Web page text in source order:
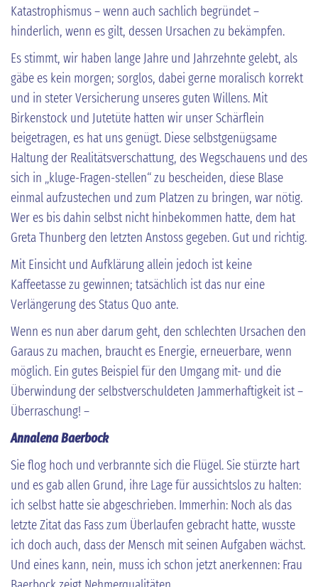
Katastrophismus – wenn auch sachlich begründet –
hinderlich, wenn es gilt, dessen Ursachen zu bekämpfen.
Es stimmt, wir haben lange Jahre und Jahrzehnte gelebt, als
gäbe es kein morgen; sorglos, dabei gerne moralisch korrekt
und in steter Versicherung unseres guten Willens. Mit
Birkenstock und Jutetüte hatten wir unser Schärflein
beigetragen, es hat uns genügt. Diese selbstgenügsame
Haltung der Realitätsverschattung, des Wegschauens und des
sich in „kluge-Fragen-stellen“ zu bescheiden, diese Blase
einmal aufzustechen und zum Platzen zu bringen, war nötig.
Wer es bis dahin selbst nicht hinbekommen hatte, dem hat
Greta Thunberg den letzten Anstoss gegeben. Gut und richtig.
Mit Einsicht und Aufklärung allein jedoch ist keine
Kaffeetasse zu gewinnen; tatsächlich ist das nur eine
Verlängerung des Status Quo ante.
Wenn es nun aber darum geht, den schlechten Ursachen den
Garaus zu machen, braucht es Energie, erneuerbare, wenn
möglich. Ein gutes Beispiel für den Umgang mit- und die
Überwindung der selbstverschuldeten Jammerhaftigkeit ist –
Überraschung! –
Annalena Baerbock
Sie flog hoch und verbrannte sich die Flügel. Sie stürzte hart
und es gab allen Grund, ihre Lage für aussichtslos zu halten:
ich selbst hatte sie abgeschrieben. Immerhin: Noch als das
letzte Zitat das Fass zum Überlaufen gebracht hatte, wusste
ich doch auch, dass der Mensch mit seinen Aufgaben wächst.
Und eines kann, nein, muss ich schon jetzt anerkennen: Frau